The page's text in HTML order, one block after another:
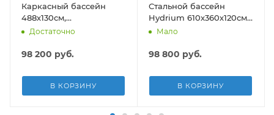
Каркасный бассейн
488х130см,
композитный, 21490л,
лестн, тент, подст, дисп.
Достаточно
98 200 руб.
В КОРЗИНУ
Стальной бассейн
Hydrium 610х360х120см,
19929л, песч.фил.-нас
подст.
Мало
98 800 руб.
В КОРЗИНУ